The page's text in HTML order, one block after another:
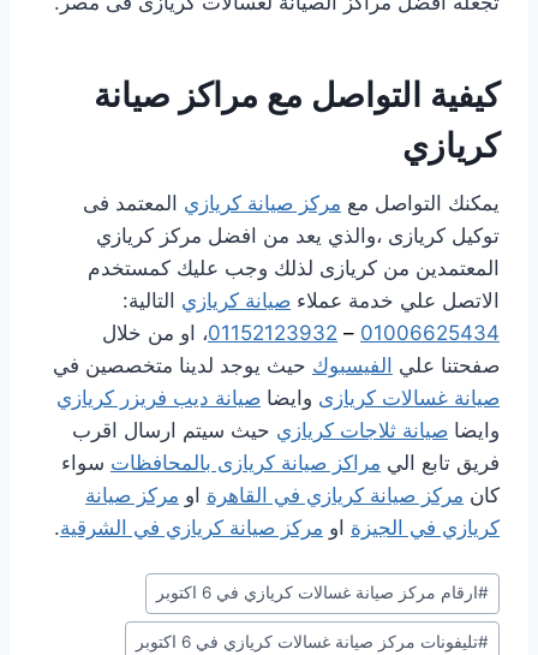
كيفية التواصل مع مراكز صيانة
كريازي
يمكنك التواصل مع مركز صيانة كريازي المعتمد فى
توكيل كريازى ،والذي يعد من افضل مركز كريازي
المعتمدين من كريازى لذلك وجب عليك كمستخدم
الاتصل علي خدمة عملاء صيانة كريازي التالية:
01006625434
–
01152123932، او من خلال
صفحتنا علي الفيسبوك حيث يوجد لدينا متخصصين في
صيانة غسالات كريازى وايضا صيانة ديب فريزر كريازي
وايضا صيانة ثلاجات كريازي حيث سيتم ارسال اقرب
فريق تابع الي مراكز صيانة كريازى بالمحافظات سواء
كان مركز صيانة كريازي في القاهرة او مركز صيانة
كريازي في الجيزة او مركز صيانة كريازي في الشرقية.
وسوم
المقال:
#ارقام مركز صيانة غسالات كريازي في 6 اكتوبر
#تليفونات مركز صيانة غسالات كريازي في 6 اكتوبر